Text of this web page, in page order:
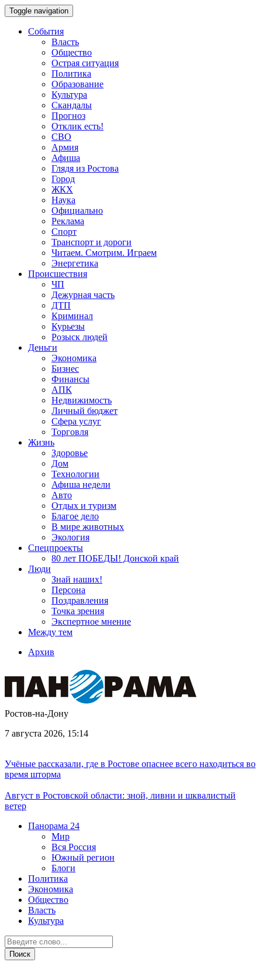
Toggle navigation
События
Власть
Общество
Острая ситуация
Политика
Образование
Культура
Скандалы
Прогноз
Отклик есть!
СВО
Армия
Афиша
Глядя из Ростова
Город
ЖКХ
Наука
Официально
Реклама
Спорт
Транспорт и дороги
Читаем. Смотрим. Играем
Энергетика
Происшествия
ЧП
Дежурная часть
ДТП
Криминал
Курьезы
Розыск людей
Деньги
Экономика
Бизнес
Финансы
АПК
Недвижимость
Личный бюджет
Сфера услуг
Торговля
Жизнь
Здоровье
Дом
Технологии
Афиша недели
Авто
Отдых и туризм
Благое дело
В мире животных
Экология
Спецпроекты
80 лет ПОБЕДЫ! Донской край
Люди
Знай наших!
Персона
Поздравления
Точка зрения
Экспертное мнение
Между тем
Архив
Ростов-на-Дону
7 августа 2026, 15:14
Учёные рассказали, где в Ростове опаснее всего находиться во
время шторма
Август в Ростовской области: зной, ливни и шквалистый
ветер
Панорама 24
Мир
Вся Россия
Южный регион
Блоги
Политика
Экономика
Общество
Власть
Культура